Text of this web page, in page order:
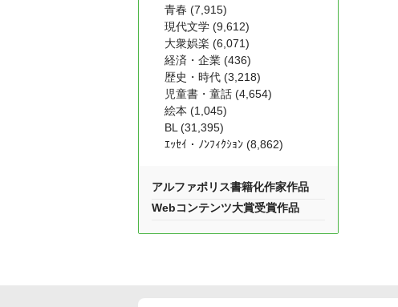
青春 (7,915)
現代文学 (9,612)
大衆娯楽 (6,071)
経済・企業 (436)
歴史・時代 (3,218)
児童書・童話 (4,654)
絵本 (1,045)
BL (31,395)
ｴｯｾｲ・ﾉﾝﾌｨｸｼｮﾝ (8,862)
アルファポリス書籍化作家作品
Webコンテンツ大賞受賞作品